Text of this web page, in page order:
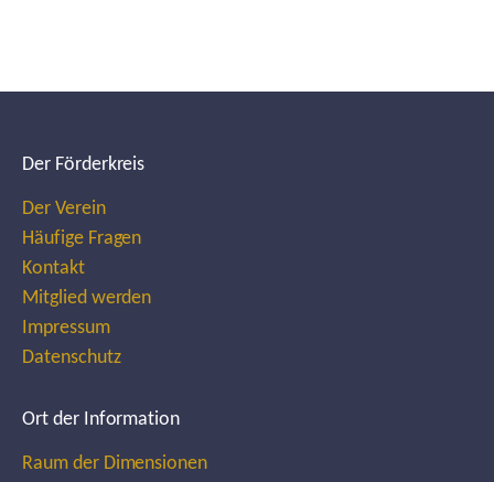
Der Förderkreis
Der Verein
Häufige Fragen
Kontakt
Mitglied werden
Impressum
Datenschutz
Ort der Information
Raum der Dimensionen